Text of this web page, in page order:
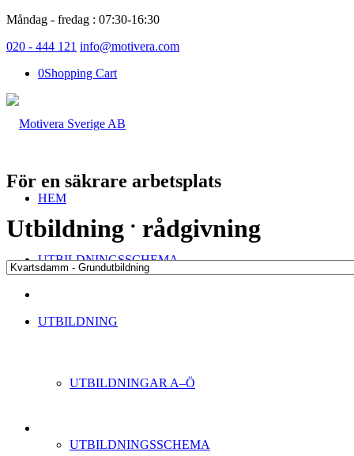
Måndag - fredag : 07:30-16:30
020 - 444 121 info@motivera.com
0Shopping Cart
HEM
UTBILDNINGSSCHEMA
UTBILDNING
UTBILDNINGAR A–Ö
UTBILDNINGSSCHEMA
För en säkrare arbetsplats
Utbildning . rådgivning